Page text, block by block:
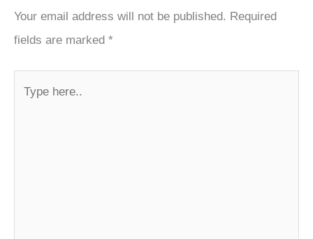
Your email address will not be published. Required
fields are marked *